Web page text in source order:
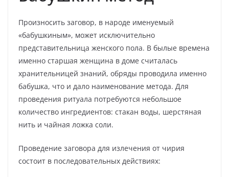
Произносить заговор, в народе именуемый
«бабушкиным», может исключительно
представительница женского пола. В былые времена
именно старшая женщина в доме считалась
хранительницей знаний, обряды проводила именно
бабушка, что и дало наименование метода. Для
проведения ритуала потребуются небольшое
количество ингредиентов: стакан воды, шерстяная
нить и чайная ложка соли.
Проведение заговора для излечения от чирия
состоит в последовательных действиях: